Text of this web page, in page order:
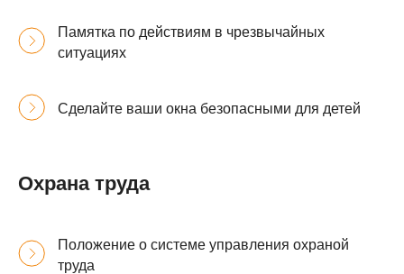
Памятка по действиям в чрезвычайных
ситуациях
Сделайте ваши окна безопасными для детей
Охрана труда
Положение о системе управления охраной
труда